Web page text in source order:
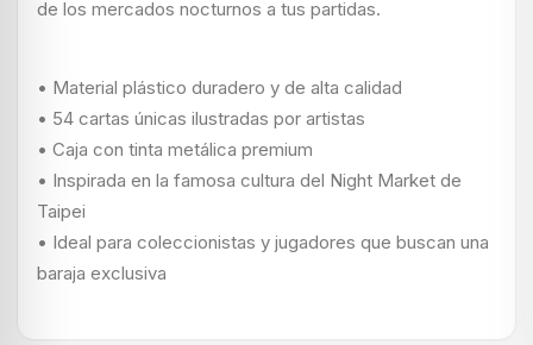
de los mercados nocturnos a tus partidas.
• Material plástico duradero y de alta calidad
• 54 cartas únicas ilustradas por artistas
• Caja con tinta metálica premium
• Inspirada en la famosa cultura del Night Market de
Taipei
• Ideal para coleccionistas y jugadores que buscan una
baraja exclusiva